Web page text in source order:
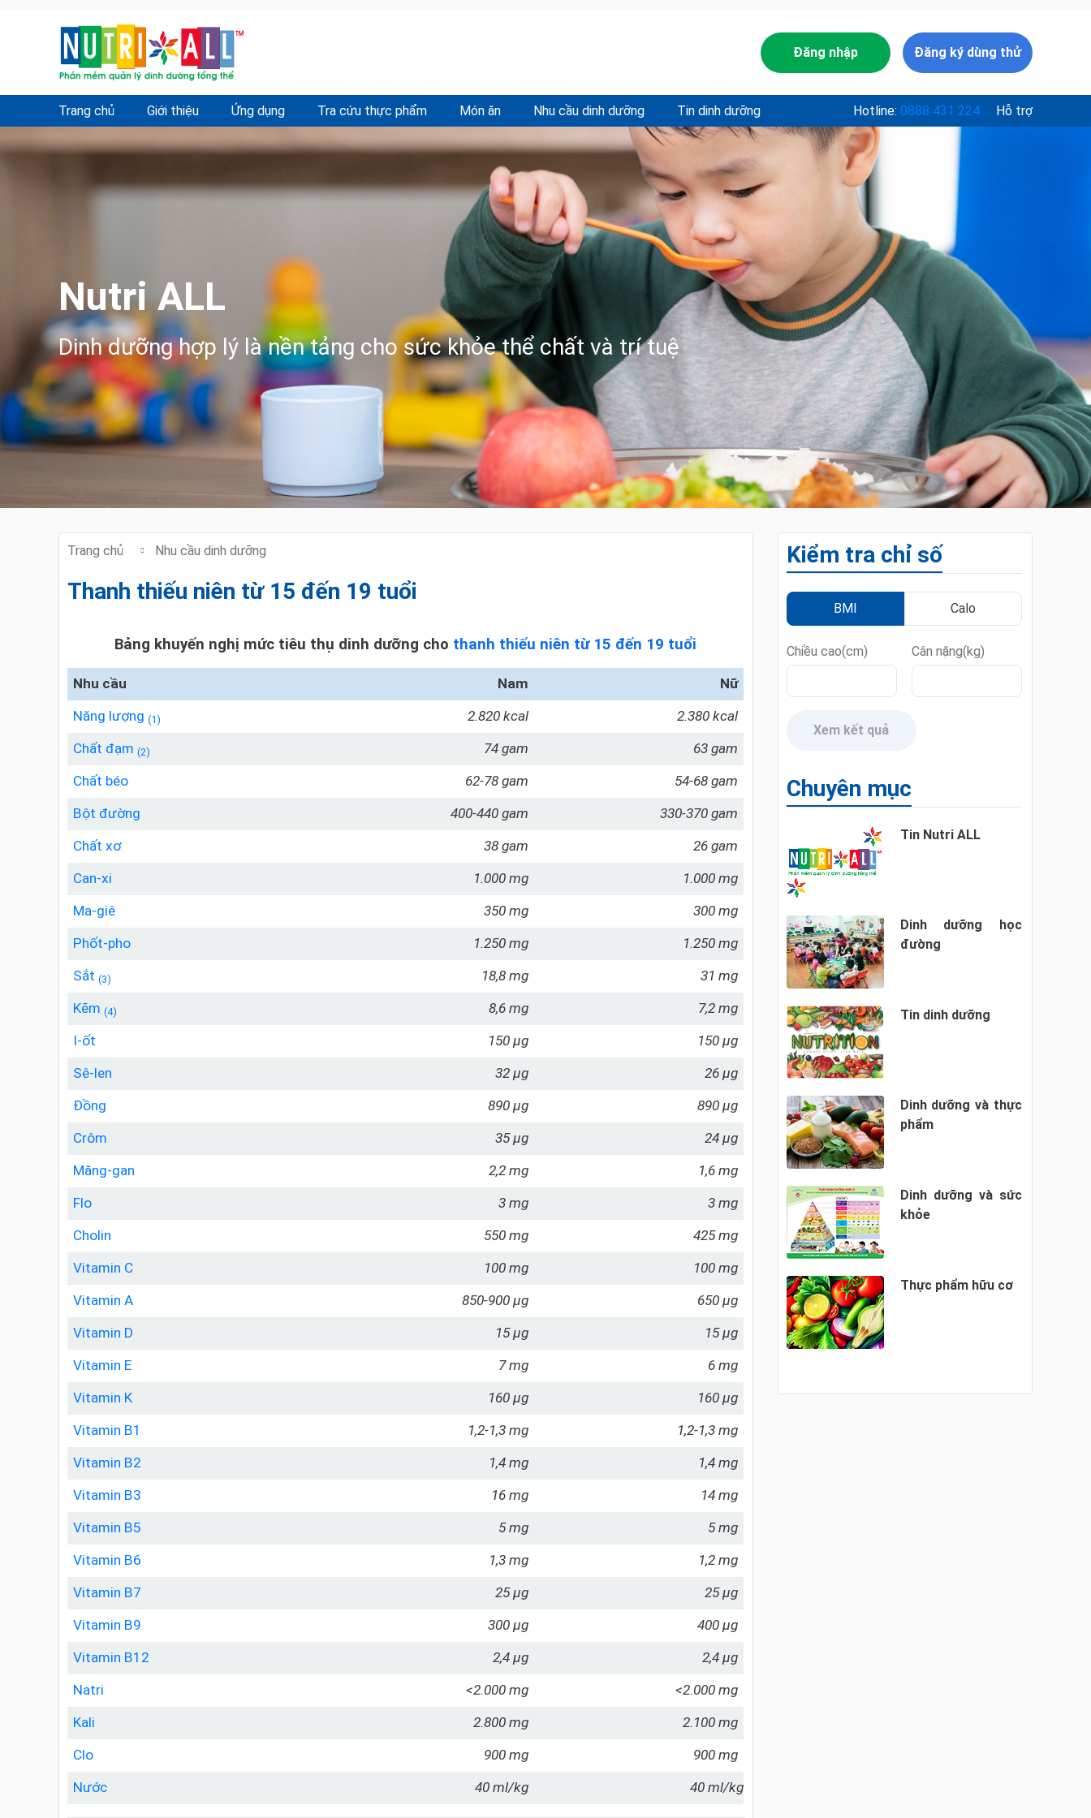
Đăng nhập Đăng ký dùng thử
Trang chủ Giới thiệu Ứng dụng Tra cứu thực phẩm Món ăn Nhu cầu dinh dưỡng Tin dinh dưỡng Hotline: 0888 431 224 Hỗ trợ
Nutri ALL
Dinh dưỡng hợp lý là nền tảng cho sức khỏe thể chất và trí tuệ
Trang chủ Nhu cầu dinh dưỡng
Thanh thiếu niên từ 15 đến 19 tuổi
Bảng khuyến nghị mức tiêu thụ dinh dưỡng cho thanh thiếu niên từ 15 đến 19 tuổi
Nhu cầu Nam
Nữ
Năng lượng (1) 2.820 kcal
2.380 kcal
Chất đạm (2) 74 gam
63 gam
Chất béo
62-78 gam
54-68 gam
Bột đường
400-440 gam
330-370 gam
Chất xơ
38 gam
26 gam
Can-xi
1.000 mg
1.000 mg
Ma-giê
350 mg
300 mg
Phốt-pho
1.250 mg
1.250 mg
Sắt (3) 18,8 mg
31 mg
Kẽm (4) 8,6 mg
7,2 mg
I-ốt
150 µg
150 µg
Sê-len
32 µg
26 µg
Đồng
890 µg
890 µg
Crôm
35 µg
24 µg
Măng-gan
2,2 mg
1,6 mg
Flo
3 mg
3 mg
Cholin
550 mg
425 mg
Vitamin C
100 mg
100 mg
Vitamin A
850-900 µg
650 µg
Vitamin D
15 µg
15 µg
Vitamin E
7 mg
6 mg
Vitamin K
160 µg
160 µg
Vitamin B1
1,2-1,3 mg 1,2-1,3 mg
Vitamin B2
1,4 mg
1,4 mg
Vitamin B3
16 mg
14 mg
Vitamin B5
5 mg
5 mg
Vitamin B6
1,3 mg
1,2 mg
Vitamin B7
25 µg
25 µg
Vitamin B9
300 µg
400 µg
Vitamin B12
2,4 µg
2,4 µg
Natri
<2.000 mg
<2.000 mg
Kali
2.800 mg
2.100 mg
Clo
900 mg
900 mg
Nước
40 ml/kg 40 ml/kg
Kiểm tra chỉ số
BMI Calo
Chiều cao(cm) Cân nặng(kg)
Xem kết quả
Chuyên mục
Tin Nutri ALL
Dinh dưỡng học
đường
Tin dinh dưỡng
Dinh dưỡng và thực
phẩm
Dinh dưỡng và sức
khỏe
Thực phẩm hữu cơ